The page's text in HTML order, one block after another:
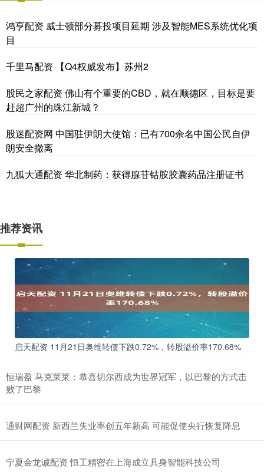
鸿亨配资 威士顿部分募投项目延期 涉及智能MES系统优化项
目
千里马配资 【Q4权威发布】苏州2
股民之家配资 佛山有个重要的CBD，就在顺德区，目标是要
赶超广州的珠江新城？
股迷配资网 中国驻伊朗大使馆：已有700余名中国公民自伊
朗安全撤离
九狐大通配资 华北制药：获得腺苷钴胺胶囊药品注册证书
推荐资讯
启天配资 11月21日奥维转债下跌0.72%，转股溢价率170.68%
恒瑞盈 马克莱莱：恭喜切尔西成为世界冠军，以巴黎的方式击
败了巴黎
通财网配资 新西兰失业率创五年新高 可能促使央行恢复降息
宁夏金龙诚配资 恒工精密在上海成立具身智能科技公司